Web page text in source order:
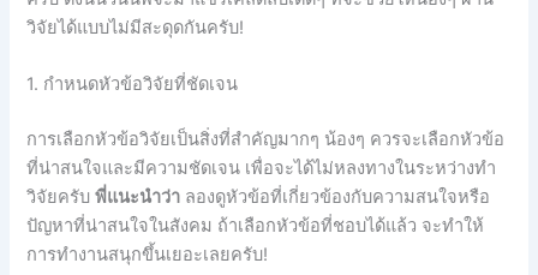
วิจัยได้แบบไม่มีสะดุดกันครับ!
1. กำหนดหัวข้อวิจัยที่ชัดเจน
การเลือกหัวข้อวิจัยเป็นสิ่งที่สำคัญมากๆ น้องๆ ควรจะเลือกหัวข้อ
ที่น่าสนใจและมีความชัดเจน เพื่อจะได้ไม่หลงทางในระหว่างทำ
วิจัยครับพี่แนะนำว่า ลองดูหัวข้อที่เกี่ยวข้องกับความสนใจหรือ
ปัญหาที่น่าสนใจในสังคม ถ้าเลือกหัวข้อที่ชอบได้แล้ว จะทำให้
การทำงานสนุกขึ้นเยอะเลยครับ!